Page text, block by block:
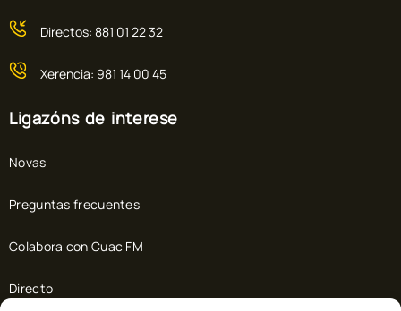
Directos: 881 01 22 32
Xerencia: 981 14 00 45
Ligazóns de interese
Novas
Preguntas frecuentes
Colabora con Cuac FM
Directo